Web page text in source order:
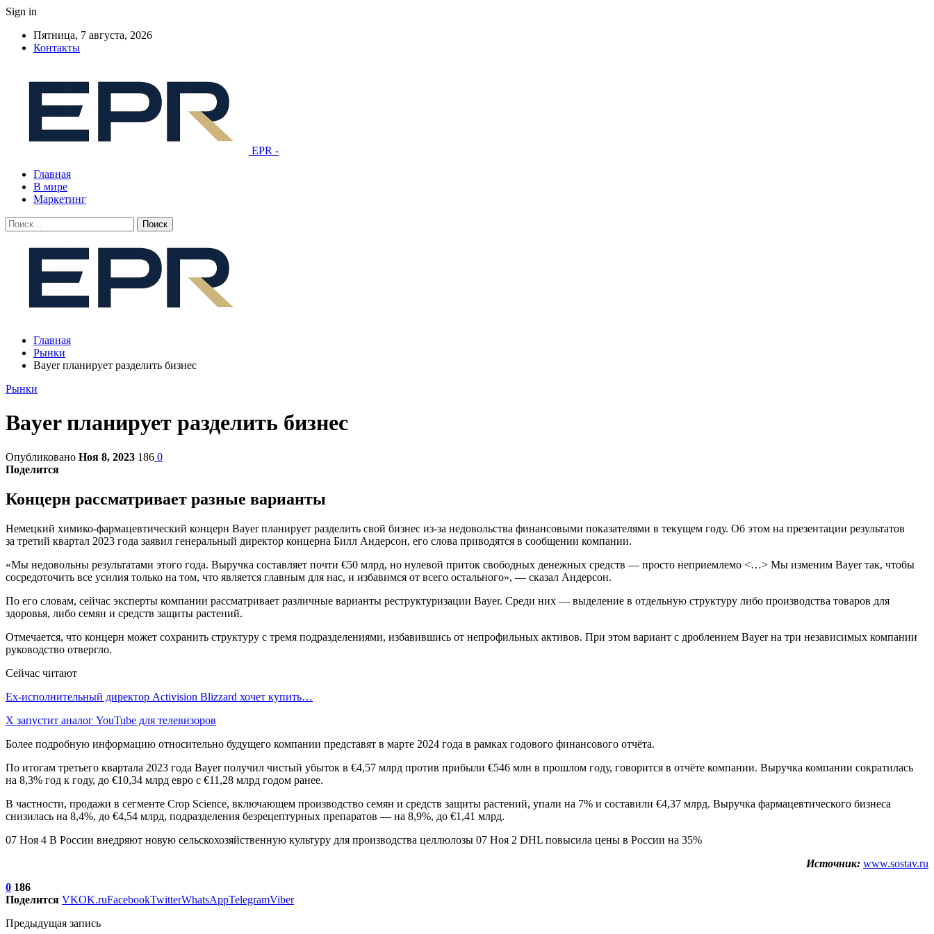
Sign in
Пятница, 7 августа, 2026
Контакты
EPR -
Главная
В мире
Маркетинг
Главная
Рынки
Bayer планирует разделить бизнес
Рынки
Bayer планирует разделить бизнес
Опубликовано Ноя 8, 2023 186 0
Поделится
Концерн рассматривает разные варианты
Немецкий химико-фармацевтический концерн Bayer планирует разделить свой бизнес из-за недовольства финансовыми показателями в текущем году. Об этом на презентации результатов
за третий квартал 2023 года заявил генеральный директор концерна Билл Андерсон, его слова приводятся в сообщении компании.
«Мы недовольны результатами этого года. Выручка составляет почти €50 млрд, но нулевой приток свободных денежных средств — просто неприемлемо <…> Мы изменим Bayer так, чтобы
сосредоточить все усилия только на том, что является главным для нас, и избавимся от всего остального», — сказал Андерсон.
По его словам, сейчас эксперты компании рассматривает различные варианты реструктуризации Bayer. Среди них — выделение в отдельную структуру либо производства товаров для
здоровья, либо семян и средств защиты растений.
Отмечается, что концерн может сохранить структуру с тремя подразделениями, избавившись от непрофильных активов. При этом вариант с дроблением Bayer на три независимых компании
руководство отвергло.
Сейчас читают
Ex-исполнительный директор Activision Blizzard хочет купить…
X запустит аналог YouTube для телевизоров
Более подробную информацию относительно будущего компании представят в марте 2024 года в рамках годового финансового отчёта.
По итогам третьего квартала 2023 года Bayer получил чистый убыток в €4,57 млрд против прибыли €546 млн в прошлом году, говорится в отчёте компании. Выручка компании сократилась
на 8,3% год к году, до €10,34 млрд евро с €11,28 млрд годом ранее.
В частности, продажи в сегменте Crop Science, включающем производство семян и средств защиты растений, упали на 7% и составили €4,37 млрд. Выручка фармацевтического бизнеса
снизилась на 8,4%, до €4,54 млрд, подразделения безрецептурных препаратов — на 8,9%, до €1,41 млрд.
07 Ноя 4 В России внедряют новую сельскохозяйственную культуру для производства целлюлозы 07 Ноя 2 DHL повысила цены в России на 35%
Источник: www.sostav.ru
0 186
Поделится VKOK.ruFacebookTwitterWhatsAppTelegramViber
Предыдущая запись